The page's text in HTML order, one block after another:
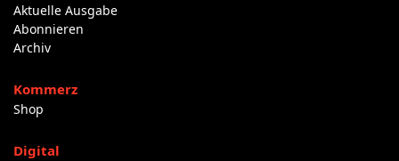
Aktuelle Ausgabe
Abonnieren
Archiv
Kommerz
Shop
Digital